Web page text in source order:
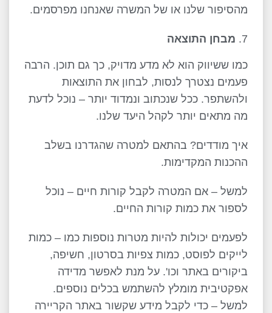
מהסיפור שלנו או של המשרה שאנחנו מפרסמים.
מבחן התוצאה
כמו ששיווק הוא לא מדע מדויק, כך גם תוכן. הרבה
פעמים נצטרך לנסות, לבחון את התוצאות
ולהשתפר. ככל שנכתוב ונמדוד יותר – נוכל לדעת
מה מתאים יותר לקהל היעד שלנו.
איך מודדים? בהתאם למטרה שהגדרנו בשלב
ההכנות המקדימות.
למשל – אם המטרה לקבל קורות חיים – נוכל
לספור את כמות קורות החיים.
לפעמים יכולות להיות מטרות נוספות כמו – כמות
לייקים לפוסט, כמות צפיות בסרטון, חשיפה,
ביקורים באתר וכו'. על מנת לאפשר מדידה
אפקטיבית מומלץ להשתמש בכלים נוספים.
למשל – כדי לקבל מידע שקשור באתר הקריירה